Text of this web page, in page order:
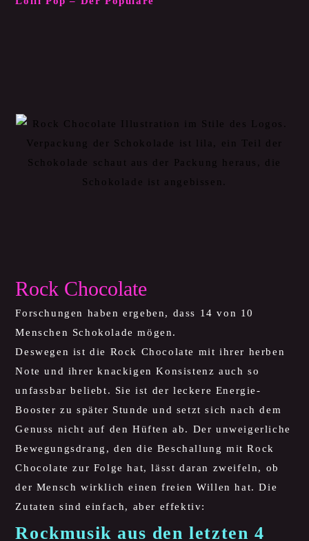
Rock Chocolate
Forschungen haben ergeben, dass 14 von 10
Menschen Schokolade mögen.
Deswegen ist die Rock Chocolate mit ihrer herben
Note und ihrer knackigen Konsistenz auch so
unfassbar beliebt. Sie ist der leckere Energie-
Booster zu später Stunde und setzt sich nach dem
Genuss nicht auf den Hüften ab. Der unweigerliche
Bewegungsdrang, den die Beschallung mit Rock
Chocolate zur Folge hat, lässt daran zweifeln, ob
der Mensch wirklich einen freien Willen hat. Die
Zutaten sind einfach, aber effektiv:
Rockmusik aus den letzten 4